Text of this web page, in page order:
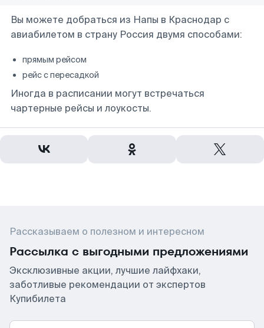
Вы можете добраться из Напы в Краснодар с
авиабилетом в страну Россия двумя способами:
прямым рейсом
рейс с пересадкой
Иногда в расписании могут встречаться
чартерные рейсы и лоукосты.
Рассказываем о полезном и интересном
Рассылка с выгодными предложениями
Эксклюзивные акции, лучшие лайфхаки,
заботливые рекомендации от экспертов
Купибилета